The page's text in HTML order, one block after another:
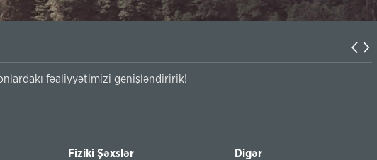
fəaliyyətimizi genişləndiririk!
Fiziki Şəxslər Digər